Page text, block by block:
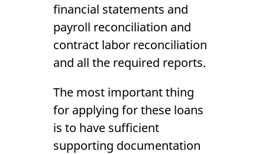
financial statements and
payroll reconciliation and
contract labor reconciliation
and all the required reports.
The most important thing
for applying for these loans
is to have sufficient
supporting documentation